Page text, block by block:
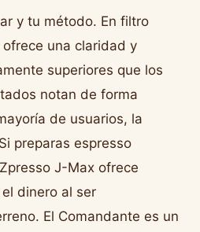
y tu método. En filtro
una claridad y
superiores que los
notan de forma
de usuarios, la
preparas espresso
J-Max ofrece
dinero al ser
El Comandante es un